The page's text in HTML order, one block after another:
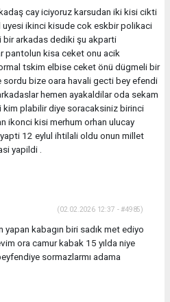
cay iciyoruz karsudan iki kisi cikti
ikinci kisude cok eskbir polikaci
arkadas dediki şu akparti
pantolun kisa ceket onu acik
tskim elbise ceket önü dügmeli bir
sordu bize oara havali gecti bey efendi
hemen ayakaldilar oda sekam
kim plabilir diye soracaksiniz birinci
ikonci kisi merhum orhan ulucay
12 eylul ihtilali oldu onun millet
yapildi .
(02.02.2026 12:37 - #4985)
yapan kabagın biri sadık met ediyo
ora camur kabak 15 yılda niye
sormazlarmı adama